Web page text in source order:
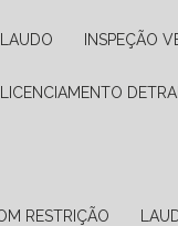
INSPEÇÃO
RESTRIÇÃO